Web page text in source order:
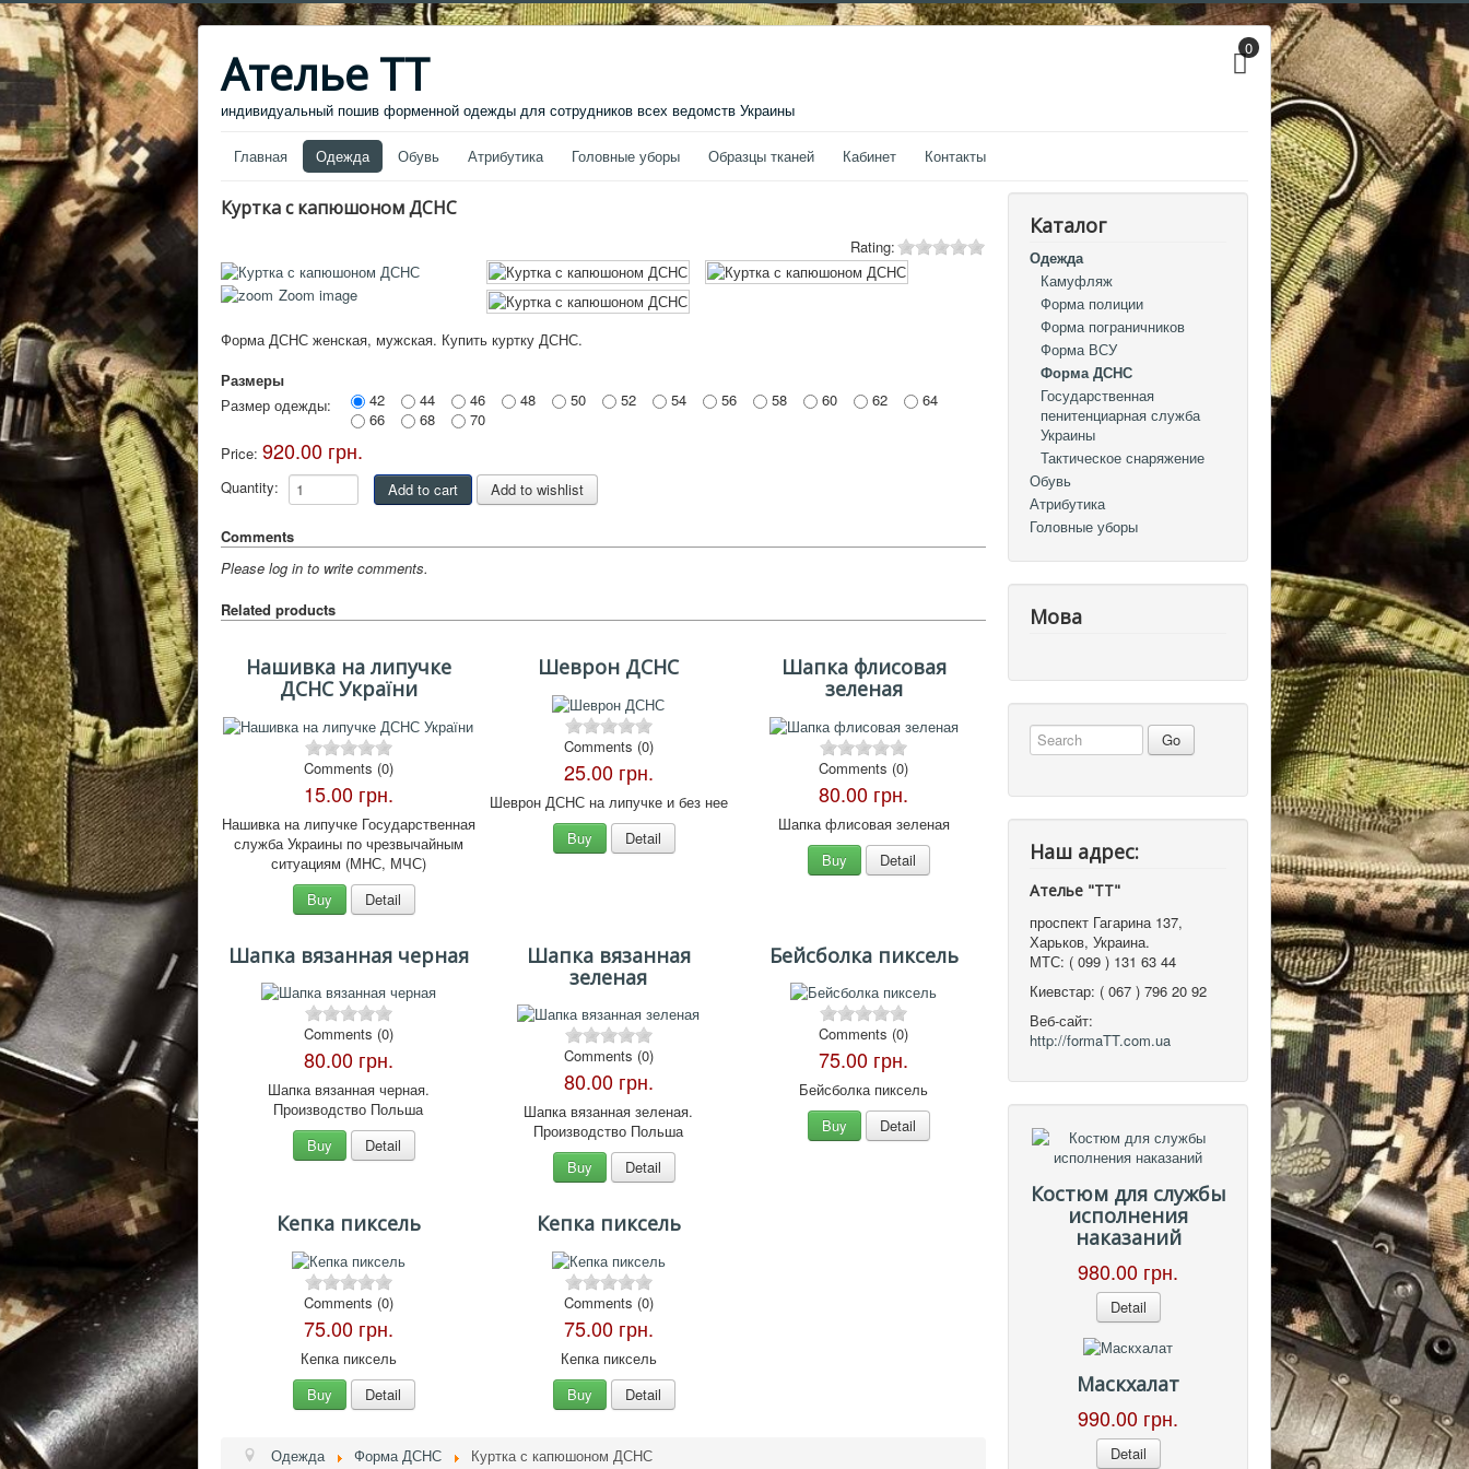
Ателье ТТ
индивидуальный пошив форменной одежды для сотрудников всех ведомств Украины
0
Главная Одежда Обувь Атрибутика Головные уборы Образцы тканей Кабинет Контакты
Куртка с капюшоном ДСНС
Rating:
Zoom image
Форма ДСНС женская, мужская. Купить куртку ДСНС.
Размеры
Размер одежды:
42 44 46 48 50 52 54 56 58 60 62
64
66
68
70
Price: 920.00 грн.
Quantity:
Comments
Please log in to write comments.
Related products
Нашивка на липучке
ДСНС України
Comments (0)
15.00 грн.
Нашивка на липучке Государственная
служба Украины по чрезвычайным
ситуациям (МНС, МЧС)
Buy
Detail
Шеврон ДСНС
Comments (0)
25.00 грн.
Шеврон ДСНС на липучке и без нее
Buy
Detail
Шапка флисовая
зеленая
Comments (0)
80.00 грн.
Шапка флисовая зеленая
Buy
Detail
Шапка вязанная черная
Comments (0)
80.00 грн.
Шапка вязанная черная.
Производство Польша
Buy
Detail
Шапка вязанная
зеленая
Comments (0)
80.00 грн.
Шапка вязанная зеленая.
Производство Польша
Buy
Detail
Бейсболка пиксель
Comments (0)
75.00 грн.
Бейсболка пиксель
Buy
Detail
Кепка пиксель
Comments (0)
75.00 грн.
Кепка пиксель
Buy
Detail
Кепка пиксель
Comments (0)
75.00 грн.
Кепка пиксель
Buy
Detail
Одежда Форма ДСНС Куртка с капюшоном ДСНС
Каталог
Одежда
Камуфляж
Форма полиции
Форма пограничников
Форма ВСУ
Форма ДСНС
Государственная
пенитенциарная служба
Украины
Тактическое снаряжение
Обувь
Атрибутика
Головные уборы
Мова
Наш адрес:
Ателье "ТТ"
проспект Гагарина 137,
Харьков, Украина.
МТС: ( 099 ) 131 63 44
Киевстар: ( 067 ) 796 20 92
Веб-сайт:
http://formaTT.com.ua
Костюм для службы
исполнения
наказаний
980.00 грн.
Detail
Маскхалат
990.00 грн.
Detail